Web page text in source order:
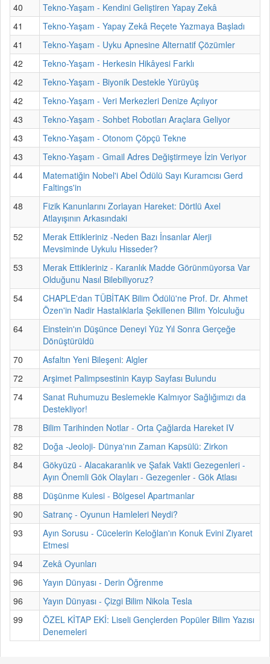
40
Tekno-Yaşam - Kendini Geliştiren Yapay Zekâ
41
Tekno-Yaşam - Yapay Zekâ Reçete Yazmaya Başladı
41
Tekno-Yaşam - Uyku Apnesine Alternatif Çözümler
42
Tekno-Yaşam - Herkesin Hikâyesi Farklı
42
Tekno-Yaşam - Biyonik Destekle Yürüyüş
42
Tekno-Yaşam - Veri Merkezleri Denize Açılıyor
43
Tekno-Yaşam - Sohbet Robotları Araçlara Geliyor
43
Tekno-Yaşam - Otonom Çöpçü Tekne
43
Tekno-Yaşam - Gmail Adres Değiştirmeye İzin Veriyor
44
Matematiğin Nobel'i Abel Ödülü Sayı Kuramcısı Gerd
Faltings'in
48
Fizik Kanunlarını Zorlayan Hareket: Dörtlü Axel
Atlayışının Arkasındaki
52
Merak Ettikleriniz -Neden Bazı İnsanlar Alerji
Mevsiminde Uykulu Hisseder?
53
Merak Ettikleriniz - Karanlık Madde Görünmüyorsa Var
Olduğunu Nasıl Bilebiliyoruz?
54
CHAPLE'dan TÜBİTAK Bilim Ödülü'ne Prof. Dr. Ahmet
Özen'in Nadir Hastalıklarla Şekillenen Bilim Yolculuğu
64
Einstein'ın Düşünce Deneyi Yüz Yıl Sonra Gerçeğe
Dönüştürüldü
70
Asfaltın Yeni Bileşeni: Algler
72
Arşimet Palimpsestinin Kayıp Sayfası Bulundu
74
Sanat Ruhumuzu Beslemekle Kalmıyor Sağlığımızı da
Destekliyor!
78
Bilim Tarihinden Notlar - Orta Çağlarda Hareket IV
82
Doğa -Jeoloji- Dünya'nın Zaman Kapsülü: Zirkon
84
Gökyüzü - Alacakaranlık ve Şafak Vakti Gezegenleri -
Ayın Önemli Gök Olayları - Gezegenler - Gök Atlası
88
Düşünme Kulesi - Bölgesel Apartmanlar
90
Satranç - Oyunun Hamleleri Neydi?
93
Ayın Sorusu - Cücelerin Keloğlan'ın Konuk Evini Ziyaret
Etmesi
94
Zekâ Oyunları
96
Yayın Dünyası - Derin Öğrenme
96
Yayın Dünyası - Çizgi Bilim Nikola Tesla
99
ÖZEL KİTAP EKİ: Liseli Gençlerden Popüler Bilim Yazısı
Denemeleri